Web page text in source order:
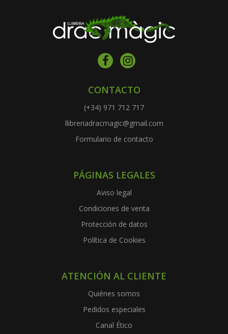
CONTACTO
(+34) 971 712 717
llibreriadracmagic@gmail.com
Formulario de contacto
PÁGINAS LEGALES
Aviso legal
Condiciones de venta
Protección de datos
Política de Cookies
ATENCIÓN AL CLIENTE
Quiénes somos
Pedidos especiales
Canal Ético